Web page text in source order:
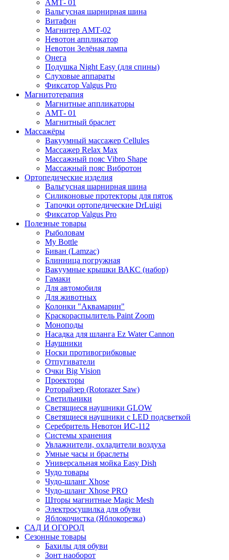
АМТ- 01
Вальгусная шарнирная шина
Витафон
Магнитер АМТ-02
Невотон аппликатор
Невотон Зелёная лампа
Онега
Подушка Night Easy (для спины)
Слуховые аппараты
Фиксатор Valgus Pro
Магнитотерапия
Магнитные аппликаторы
АМТ- 01
Магнитный браслет
Массажёры
Вакуумный массажер Cellules
Массажер Relax Max
Массажный пояс Vibro Shape
Массажный пояс Вибротон
Ортопедические изделия
Вальгусная шарнирная шина
Силиконовые протекторы для пяток
Тапочки ортопедические DrLuigi
Фиксатор Valgus Pro
Полезные товары
Рыболовам
My Bottle
Биван (Lamzac)
Блинница погружная
Вакуумные крышки ВАКС (набор)
Гамаки
Для автомобиля
Для животных
Колонки "Аквамарин"
Краскораспылитель Paint Zoom
Моноподы
Насадка для шланга Ez Water Cannon
Наушники
Носки противогрибковые
Отпугиватели
Очки Big Vision
Проекторы
Роторайзер (Rotorazer Saw)
Светильники
Светящиеся наушники GLOW
Светящиеся наушники с LED подсветкой
Серебритель Невотон ИС-112
Системы хранения
Увлажнители, охладители воздуха
Умные часы и браслеты
Универсальная мойка Easy Dish
Чудо товары
Чудо-шланг Xhose
Чудо-шланг Xhose PRO
Шторы магнитные Magic Mesh
Электросушилка для обуви
Яблокочистка (Яблокорезка)
САД И ОГОРОД
Сезонные товары
Бахилы для обуви
Зонт наоборот